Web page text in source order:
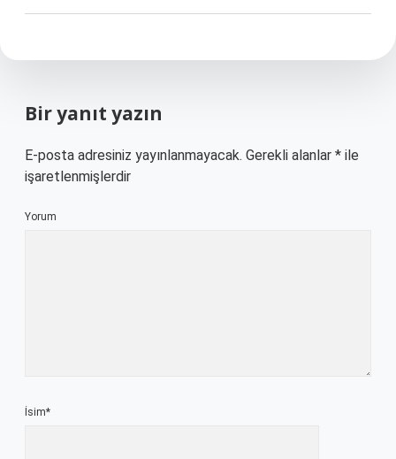
Bir yanıt yazın
E-posta adresiniz yayınlanmayacak. Gerekli alanlar * ile
işaretlenmişlerdir
Yorum
İsim*